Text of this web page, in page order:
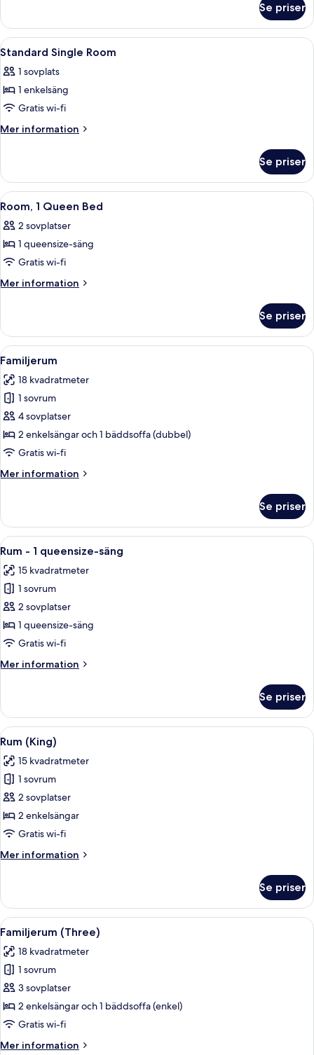
King
Plus
Room
Se priser
Öppna
alla
foton
för
Standard
Single
Mörkläggningsgardiner, strykjärn/
4
Standard Single Room
1 sovplats
1 enkelsäng
Gratis wi-fi
Mer information
Mer
Single
Room
Se priser
Öppna
alla
foton
för
Room,
1
Ett hotellrum med en stor säng, ett
10
Room, 1 Queen Bed
2 sovplatser
1 queensize-säng
Gratis wi-fi
Mer information
Mer
1
Queen
Bed
Se priser
Öppna
alla
foton
för
Familjerum
Ett modernt badrum med en dusch
6
Familjerum
18 kvadratmeter
1 sovrum
4 sovplatser
2 enkelsängar och 1 bäddsoffa (dubbel)
Gratis wi-fi
Mer information
Mer
Se priser
Öppna
alla
foton
för
Rum
-
1
säng
Ett modernt badrum med en dusch
11
Rum - 1 queensize-säng
15 kvadratmeter
1 sovrum
2 sovplatser
1 queensize-säng
Gratis wi-fi
Mer information
Mer
-
queensize-
Se priser
Öppna
alla
foton
för
Rum
(King)
Mörkläggningsgardiner, strykjärn/
6
Rum (King)
15 kvadratmeter
1 sovrum
2 sovplatser
2 enkelsängar
Gratis wi-fi
Mer information
Mer
(King)
Se priser
Öppna
alla
foton
för
Familjerum
(Three)
Ett modernt badrum med en dusch
10
Familjerum (Three)
18 kvadratmeter
1 sovrum
3 sovplatser
2 enkelsängar och 1 bäddsoffa (enkel)
Gratis wi-fi
Mer information
Mer